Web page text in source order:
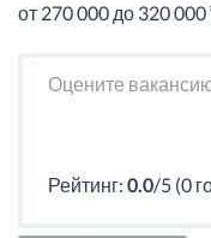
от 270 000 до 320 000
Оцените
Рейтинг: 0.0/5 (0